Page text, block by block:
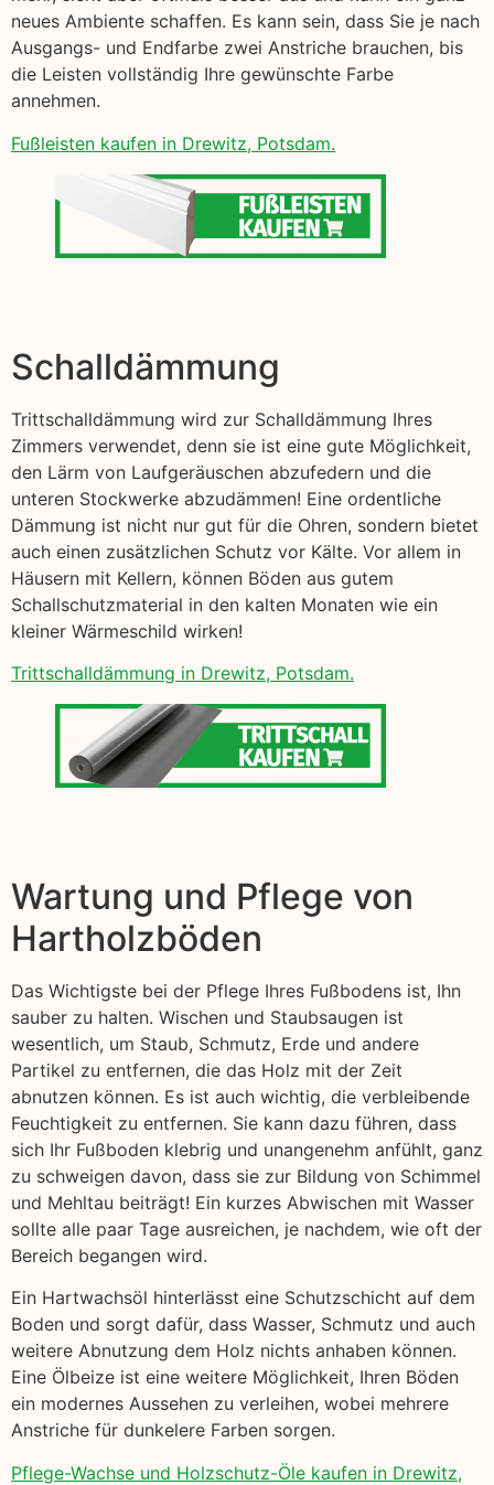
neues Ambiente schaffen. Es kann sein, dass Sie je nach
Ausgangs- und Endfarbe zwei Anstriche brauchen, bis
die Leisten vollständig Ihre gewünschte Farbe
annehmen.
Fußleisten kaufen in Drewitz, Potsdam.
Schalldämmung
Trittschalldämmung wird zur Schalldämmung Ihres
Zimmers verwendet, denn sie ist eine gute Möglichkeit,
den Lärm von Laufgeräuschen abzufedern und die
unteren Stockwerke abzudämmen! Eine ordentliche
Dämmung ist nicht nur gut für die Ohren, sondern bietet
auch einen zusätzlichen Schutz vor Kälte. Vor allem in
Häusern mit Kellern, können Böden aus gutem
Schallschutzmaterial in den kalten Monaten wie ein
kleiner Wärmeschild wirken!
Trittschalldämmung in Drewitz, Potsdam.
Wartung und Pflege von
Hartholzböden
Das Wichtigste bei der Pflege Ihres Fußbodens ist, Ihn
sauber zu halten. Wischen und Staubsaugen ist
wesentlich, um Staub, Schmutz, Erde und andere
Partikel zu entfernen, die das Holz mit der Zeit
abnutzen können. Es ist auch wichtig, die verbleibende
Feuchtigkeit zu entfernen. Sie kann dazu führen, dass
sich Ihr Fußboden klebrig und unangenehm anfühlt, ganz
zu schweigen davon, dass sie zur Bildung von Schimmel
und Mehltau beiträgt! Ein kurzes Abwischen mit Wasser
sollte alle paar Tage ausreichen, je nachdem, wie oft der
Bereich begangen wird.
Ein Hartwachsöl hinterlässt eine Schutzschicht auf dem
Boden und sorgt dafür, dass Wasser, Schmutz und auch
weitere Abnutzung dem Holz nichts anhaben können.
Eine Ölbeize ist eine weitere Möglichkeit, Ihren Böden
ein modernes Aussehen zu verleihen, wobei mehrere
Anstriche für dunkelere Farben sorgen.
Pflege-Wachse und Holzschutz-Öle kaufen in Drewitz,